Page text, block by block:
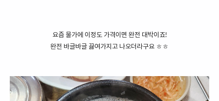
요즘 물가에 이정도 가격이면 완전 대박이죠!
완전 바글바글 끓여가지고 나오더라구요 ㅎㅎ